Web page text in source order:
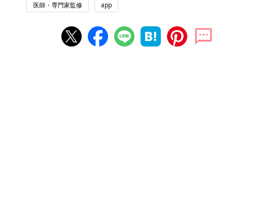
医師・専門家監修 app